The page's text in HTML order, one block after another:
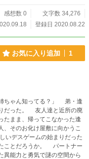
感想数 0
文字数 34,276
登録日 2020.08.22
お気に入り追加 1
ん知ってる？」 弟・逢
だった。 友人達と近所の廃
たまま、帰ってこなかった逢
、そのお化け屋敷に向かうこ
デスゲームの始まりだった
うか。 パートナー
異能力と勇気で謎の空間から